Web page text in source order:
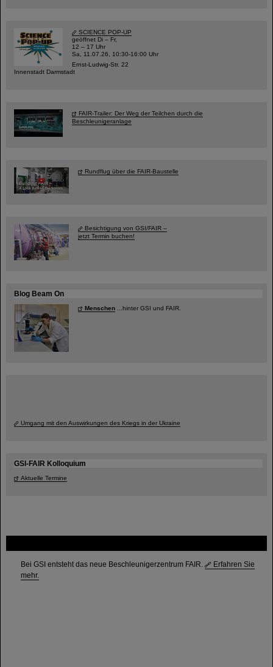
Bei GSI entsteht das neue Beschleunigerzentrum FAIR.
Erfahren Sie
mehr.
SCIENCE POP-UP
geöffnet Di – Fr,
12 – 17 Uhr
Sa, 11.07.26, 10:30-16:00 Uhr
Ernst-Ludwig-Str. 22
Innenstadt Darmstadt
FAIR-Trailer: Der Weg der Teilchen durch die
Beschleunigeranlage
Rundflug über die FAIR-Baustelle
Besichtigung von GSI/FAIR –
jetzt Termin buchen!
Blog Beam On
Menschen ...hinter GSI und FAIR.
Umgang mit den Auswirkungen des Kriegs in der Ukraine
GSI-FAIR Kolloquium
Aktuelle Termine